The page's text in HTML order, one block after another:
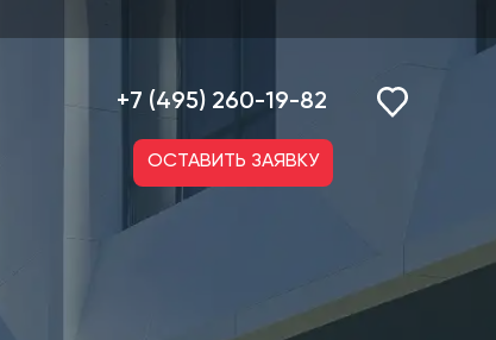
+7 (495) 260-19-82
ОСТАВИТЬ ЗАЯВКУ